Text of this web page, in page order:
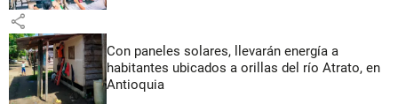
share
Con paneles solares, llevarán energía a
habitantes ubicados a orillas del río Atrato, en
Antioquia